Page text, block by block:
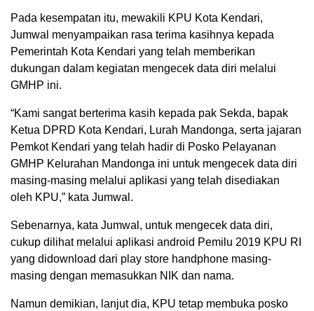
Pada kesempatan itu, mewakili KPU Kota Kendari,
Jumwal menyampaikan rasa terima kasihnya kepada
Pemerintah Kota Kendari yang telah memberikan
dukungan dalam kegiatan mengecek data diri melalui
GMHP ini.
“Kami sangat berterima kasih kepada pak Sekda, bapak
Ketua DPRD Kota Kendari, Lurah Mandonga, serta jajaran
Pemkot Kendari yang telah hadir di Posko Pelayanan
GMHP Kelurahan Mandonga ini untuk mengecek data diri
masing-masing melalui aplikasi yang telah disediakan
oleh KPU,” kata Jumwal.
Sebenarnya, kata Jumwal, untuk mengecek data diri,
cukup dilihat melalui aplikasi android Pemilu 2019 KPU RI
yang didownload dari play store handphone masing-
masing dengan memasukkan NIK dan nama.
Namun demikian, lanjut dia, KPU tetap membuka posko